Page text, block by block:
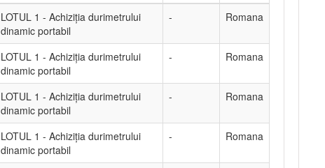
LOTUL 1 - Achiziţia durimetrului
dinamic portabil
- Romana
LOTUL 1 - Achiziţia durimetrului
dinamic portabil
- Romana
LOTUL 1 - Achiziţia durimetrului
dinamic portabil
- Romana
LOTUL 1 - Achiziţia durimetrului
dinamic portabil
- Romana